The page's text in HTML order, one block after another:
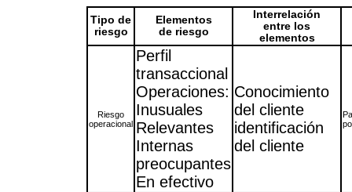
Tipo de
riesgo
Elementos
de riesgo
Interrelación
entre los
elementos
Riesgo
operacional
Perfil
transaccional
Operaciones:
Inusuales
Relevantes
Internas
preocupantes
En efectivo
Conocimiento
del cliente
identificación
del cliente